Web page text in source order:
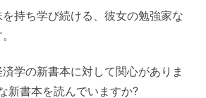
持ち学び続ける、彼女の勉強家な
学の新書本に対して関心がありま
新書本を読んでいますか?